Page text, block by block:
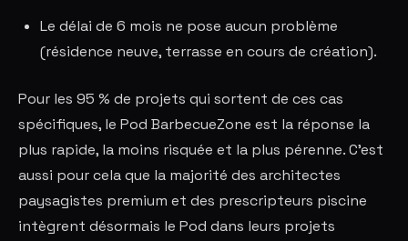
Le délai de 6 mois ne pose aucun problème
(résidence neuve, terrasse en cours de création).
Pour les 95 % de projets qui sortent de ces cas
spécifiques, le Pod BarbecueZone est la réponse la
plus rapide, la moins risquée et la plus pérenne. C'est
aussi pour cela que la majorité des architectes
paysagistes premium et des prescripteurs piscine
intègrent désormais le Pod dans leurs projets